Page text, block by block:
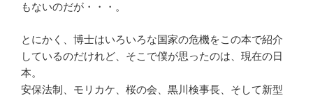
もないのだが・・・。
とにかく、博士はいろいろな国家の危機をこの本で紹介
しているのだけれど、そこで僕が思ったのは、現在の日
本。
安保法制、モリカケ、桜の会、黒川検事長、そして新型